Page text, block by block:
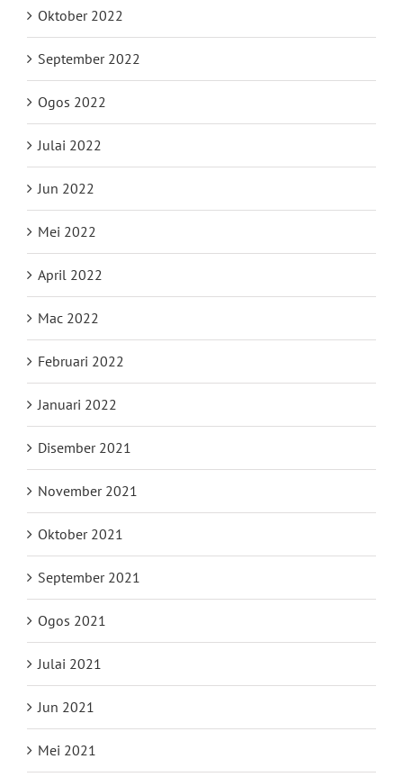
Oktober 2022
September 2022
Ogos 2022
Julai 2022
Jun 2022
Mei 2022
April 2022
Mac 2022
Februari 2022
Januari 2022
Disember 2021
November 2021
Oktober 2021
September 2021
Ogos 2021
Julai 2021
Jun 2021
Mei 2021